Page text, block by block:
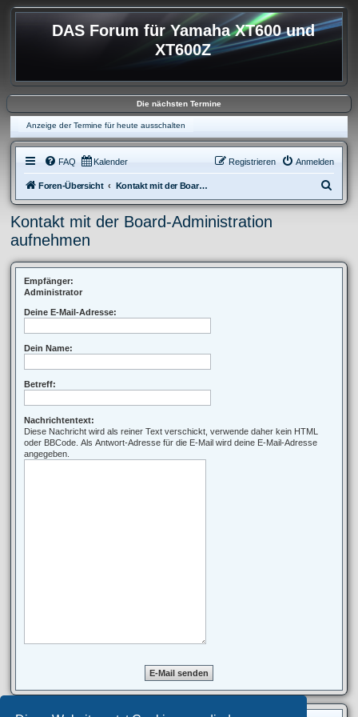
DAS Forum für Yamaha XT600 und
XT600Z
Die nächsten Termine
Anzeige der Termine für heute ausschalten
FAQ Kalender Anmelden
Registrieren
Foren-Übersicht Kontakt mit der Board-Administration aufnehmen
u
e
Kontakt mit der Board-Administration
aufnehmen
Empfänger:
Administrator
Deine E-Mail-Adresse:
Dein Name:
Betreff:
Nachrichtentext:
Diese Nachricht wird als reiner Text verschickt, verwende daher kein HTML
oder BBCode. Als Antwort-Adresse für die E-Mail wird deine E-Mail-Adresse
angegeben.